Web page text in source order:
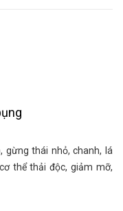
gừng thái nhỏ, chanh, lá
thể thải độc, giảm mỡ,